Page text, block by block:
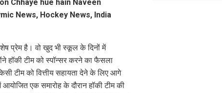
प्रेम है। वो खुद भी स्कूल के दिनों में
हॉकी टीम को स्पॉन्सर करने का फैसला
टीम को वित्तीय सहायता देने के लिए आगे
एक समारोह के दौरान हॉकी टीम की